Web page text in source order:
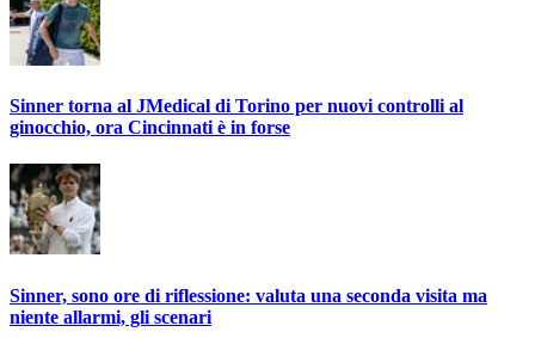
Sinner torna al JMedical di Torino per nuovi controlli al
ginocchio, ora Cincinnati è in forse
Sinner, sono ore di riflessione: valuta una seconda visita ma
niente allarmi, gli scenari